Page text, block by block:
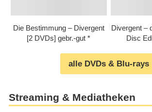
Die Bestimmung – Divergent
[2 DVDs] gebr.-gut
Divergent –
Disc
alle DVDs & Blu-rays
Streaming & Mediatheken